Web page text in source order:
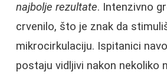
najbolje rezultate. Intenzivno
crvenilo, što je znak da
mikrocirkulaciju. Ispitanici
postaju vidljivi nakon nekoliko